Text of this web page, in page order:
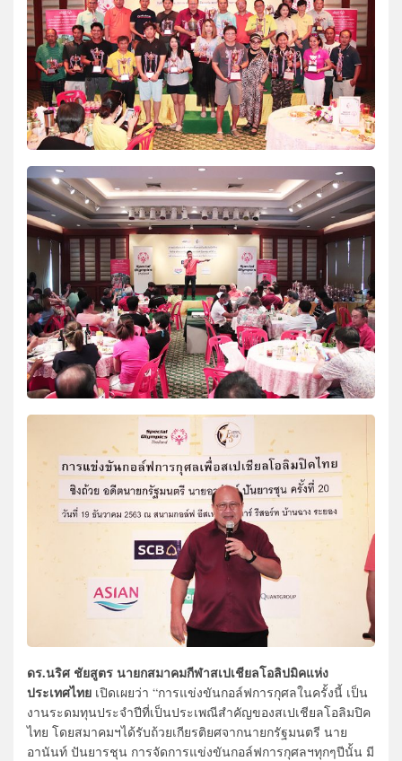
ดร.นริศ ชัยสูตรนายกสมาคมกีฬาสเปเชียลโอลิปมิคแห่ง
ประเทศไทย เปิดเผยว่า “การแข่งขันกอล์ฟการกุศลในครั้งนี้ เป็น
งานระดมทุนประจำปีที่เป็นประเพณีสำคัญของสเปเชียลโอลิมปิค
ไทย โดยสมาคมฯได้รับถ้วยเกียรติยศจากนายกรัฐมนตรี นาย
อานันท์ ปันยารชุน การจัดการแข่งขันกอล์ฟการกุศลฯทุกๆปีนั้น มี